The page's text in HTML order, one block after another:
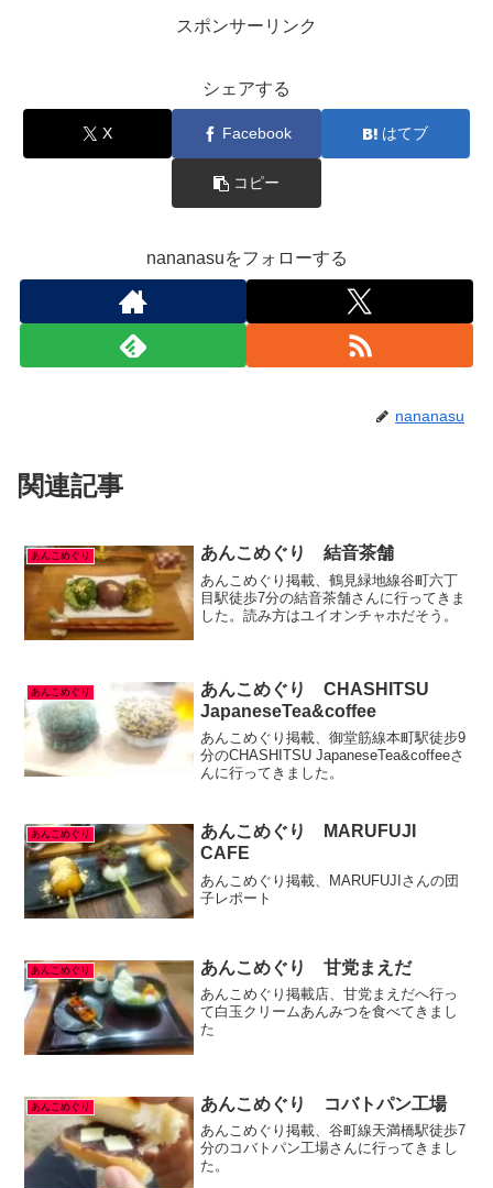
スポンサーリンク
シェアする
X Facebook はてブ
コピー
nananasuをフォローする
nananasu
関連記事
あんこめぐり あんこめぐり 結音茶舗
あんこめぐり掲載、鶴見緑地線谷町六丁
目駅徒歩7分の結音茶舗さんに行ってきま
した。読み方はユイオンチャホだそう。
あんこめぐり
あんこめぐり CHASHITSU
JapaneseTea&coffee
あんこめぐり掲載、御堂筋線本町駅徒步9
分のCHASHITSU JapaneseTea&coffeeさ
んに行ってきました。
あんこめぐり
あんこめぐり MARUFUJI
CAFE
あんこめぐり掲載、MARUFUJIさんの団
子レポート
あんこめぐり あんこめぐり 甘党まえだ
あんこめぐり掲載店、甘党まえだへ行っ
て白玉クリームあんみつを食べてきまし
た
あんこめぐり あんこめぐり コバトパン工場
あんこめぐり掲載、谷町線天満橋駅徒歩7
分のコバトパン工場さんに行ってきまし
た。